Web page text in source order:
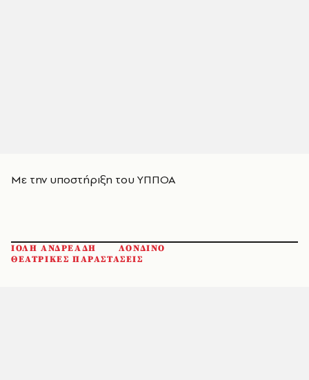
Με την υποστήριξη του ΥΠΠΟΑ
ΙΟΛΗ ΑΝΔΡΕΑΔΗ
ΛΟΝΔΙΝΟ
ΘΕΑΤΡΙΚΕΣ ΠΑΡΑΣΤΑΣΕΙΣ